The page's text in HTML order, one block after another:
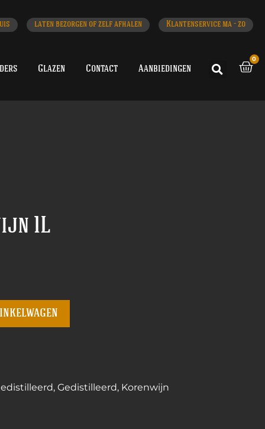
laten bezorgen of zelf afhalen Klantenservice ma - zo
Glazen Contact Aanbiedingen
0
1L
,Gedistilleerd, Korenwijn